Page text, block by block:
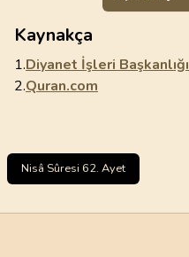
Kaynakça
1.Diyanet İşleri Başkanlığı
2.Quran.com
Nisâ Sûresi 62. Ayet